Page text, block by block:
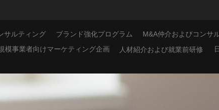
サルティング ブランド強化プログラム M&A仲介およびコンサ
模事業者向けマーケティング企画 人材紹介および就業前研修